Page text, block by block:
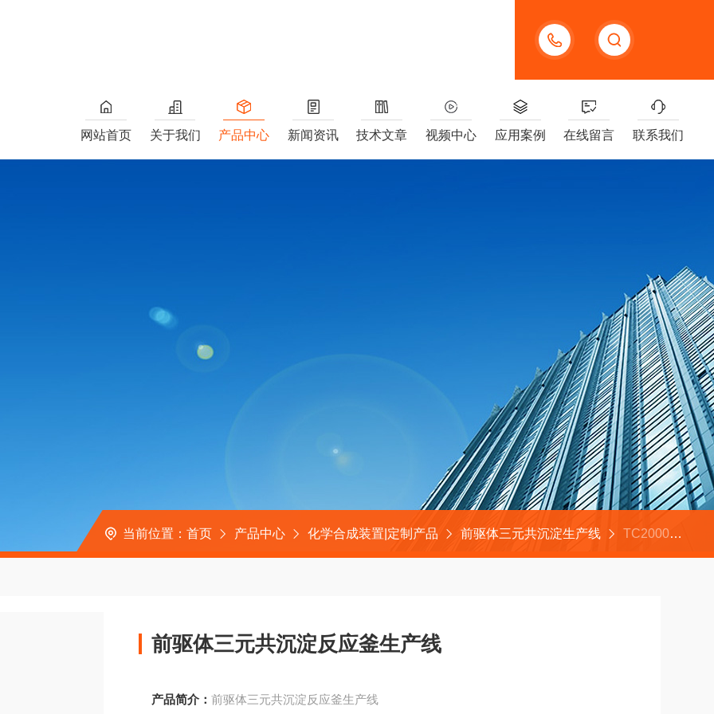
13391005955
网站首页 关于我们 产品中心 新闻资讯 技术文章 视频中心 应用案例 在线留言 联系我们
当前位置： 首页 产品中心 化学合成装置|定制产品 前驱体三元共沉淀生产线 TC2000前驱体三元共沉淀反应釜生产线
前驱体三元共沉淀反应釜生产线
产品简介：前驱体三元共沉淀反应釜生产线